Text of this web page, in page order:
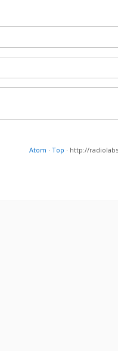
Atom · Top · http://